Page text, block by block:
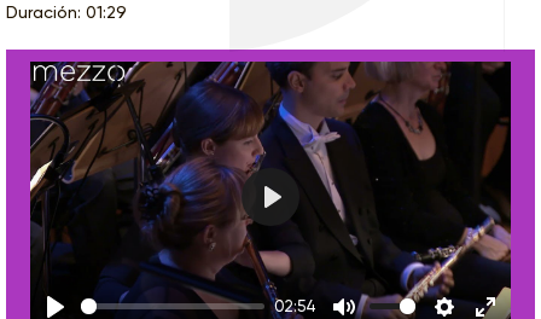
Duración: 01:29
02:54